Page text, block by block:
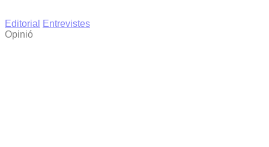
Editorial
Entrevistes
Opinió